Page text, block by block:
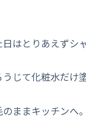
日はとりあえずシ
じて化粧水だけ
のままキッチンへ